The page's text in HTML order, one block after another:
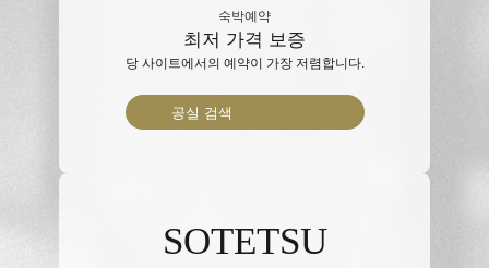
숙박예약
최저 가격 보증
당 사이트에서의 예약이 가장 저렴합니다.
공실 검색
SOTETSU